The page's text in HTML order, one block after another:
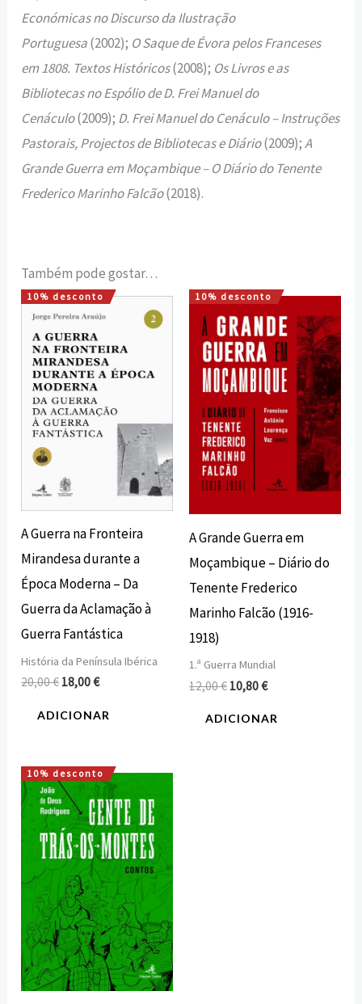
Económicas no Discurso da Ilustração
Portuguesa(2002); O Saque de Évora pelos Franceses
em 1808. Textos Históricos(2008); Os Livros e as
Bibliotecas no Espólio de D. Frei Manuel do
Cenáculo(2009); D. Frei Manuel do Cenáculo – Instruções
Pastorais, Projectos de Bibliotecas e Diário(2009);A
Grande Guerra em Moçambique – O Diário do Tenente
Frederico Marinho Falcão(2018).
Também pode gostar…
10% desconto
A Guerra na Fronteira
Mirandesa durante a
Época Moderna – Da
Guerra da Aclamação à
Guerra Fantástica
História da Península Ibérica
20,00€
O
preço
original
era:
20,00 €.
18,00€
O
preço
é:
18,00 €.
ADICIONAR
10% desconto
A Grande Guerra em
Moçambique – Diário do
Tenente Frederico
Marinho Falcão (1916-
1918)
1.ª Guerra Mundial
12,00€
O
preço
original
era:
12,00 €.
10,80€
O
preço
atual
10,80 €.
ADICIONAR
10% desconto
O
preço
original
era:
15,00 €.
O
preço
atual
é:
13,50 €.